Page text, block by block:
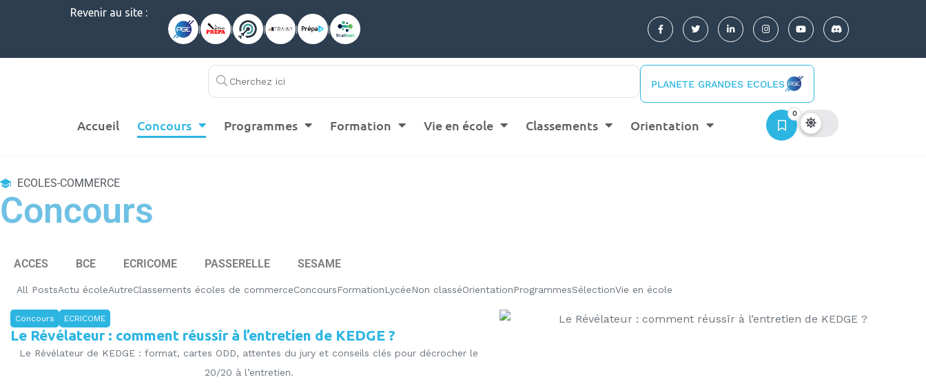
Revenir au site :
| | | | |
PLANETE GRANDES ECOLES
Accueil Concours Programmes Formation Vie en école Classements Orientation
0
ECOLES-COMMERCE
Concours
ACCES BCE ECRICOME PASSERELLE SESAME
All PostsActu écoleAutreClassements écoles de commerceConcoursFormationLycéeNon classéOrientationProgrammesSélectionVie en école
Concours ECRICOME
Le Révélateur : comment réussîr à l’entretien de KEDGE ?
Le Révélateur de KEDGE : format, cartes ODD, attentes du jury et conseils clés pour décrocher le
20/20 à l’entretien.